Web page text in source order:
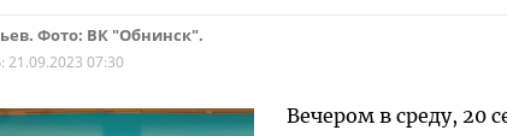
Фото: ВК "Обнинск".
21.09.2023 07:30
Вечером в среду, 20